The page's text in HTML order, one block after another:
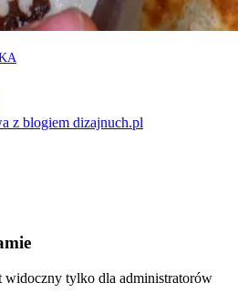
z blogiem dizajnuch.pl
widoczny tylko dla administratorów